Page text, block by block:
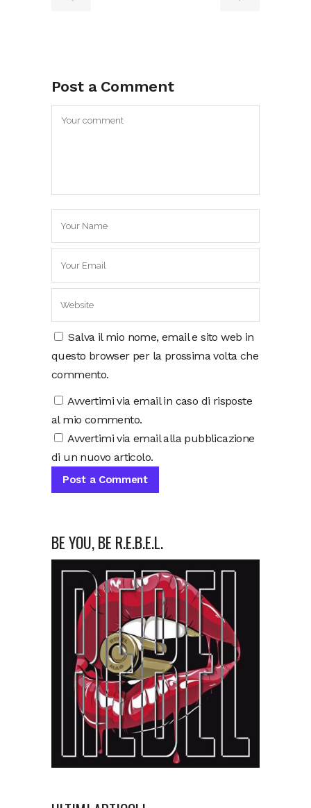
Post a Comment
Salva il mio nome, email e sito web in
questo browser per la prossima volta che
commento.
Avvertimi via email in caso di risposte
al mio commento.
Avvertimi via email alla pubblicazione
di un nuovo articolo.
BE YOU, BE R.E.B.E.L.